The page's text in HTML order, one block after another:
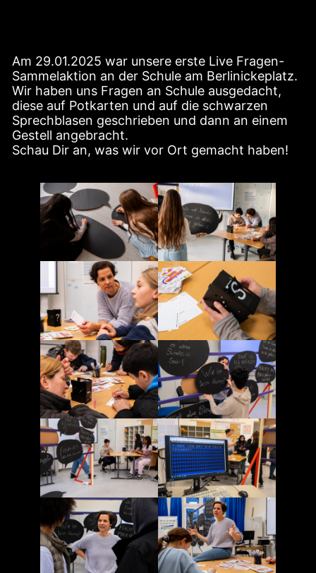
Am 29.01.2025 war unsere erste Live Fragen-
Sammelaktion an der Schule am Berlinickeplatz.
Wir haben uns Fragen an Schule ausgedacht,
diese auf Potkarten und auf die schwarzen
Sprechblasen geschrieben und dann an einem
Gestell angebracht.
Schau Dir an, was wir vor Ort gemacht haben!